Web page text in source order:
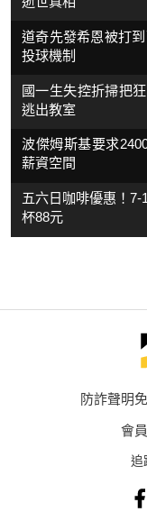
道奇先發希恩被打
投球機制
國一生失控折掃把
逃出教室
波傑姆斯基要求
薪資空間
五六日咖啡優惠！
杯88元
防詐聲明
會
追